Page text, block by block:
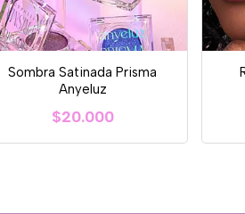
Sombra Satinada Prisma
Anyeluz
$20.000